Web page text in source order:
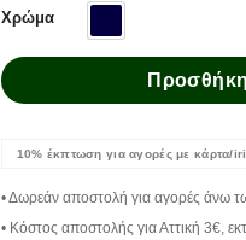
Χρώμα
10% έκπτωση για αγορές με κάρτα/
• Δωρεάν αποστολή για αγορές άνω
• Κόστος αποστολής για Αττική 3€,